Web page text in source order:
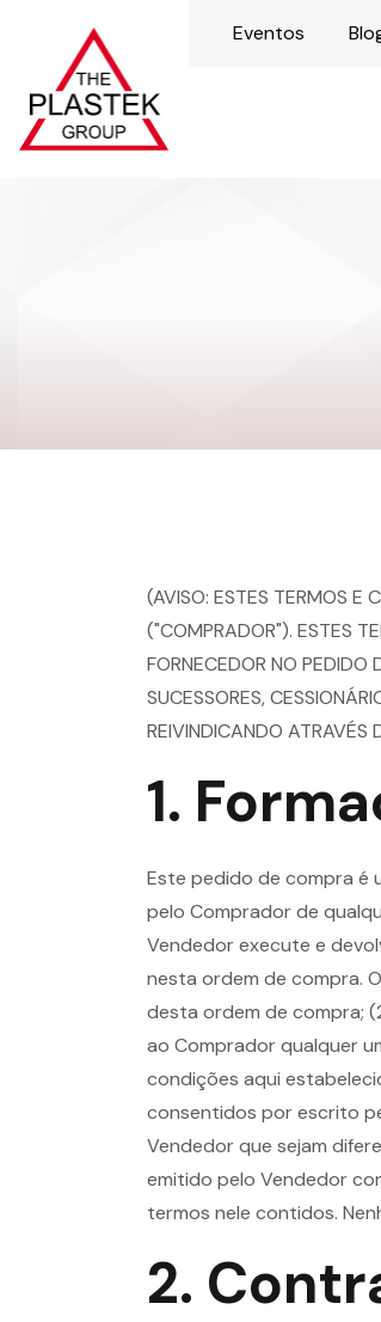
Eventos
(AVISO: ESTES TERMOS E
("COMPRADOR"). ESTES
FORNECEDOR NO PEDIDO
SUCESSORES,
REIVINDICANDO ATRAVÉS
1.
Este pedido de compra é
pelo Comprador de
Vendedor execute e
nesta ordem de compra.
desta ordem de compra;
ao Comprador qualquer
condições aqui
consentidos por escrito
Vendedor que sejam
emitido pelo Vendedor
termos nele contidos.
2.